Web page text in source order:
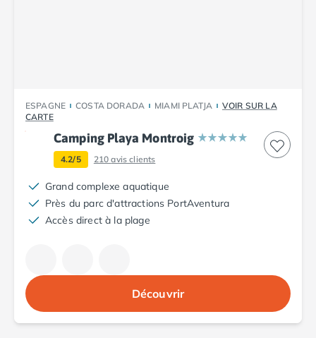
Camping Plouescat
Camping Quimper
Camping Roscoff
Camping Ille-et-Vilaine
Camping Dinard
Camping Saint-Malo
Camping Morbihan
Camping La Trinité sur Mer
Camping Locmariaquer
Camping Penestin
Camping Quiberon
ESPAGNE COSTA DORADA MIAMI PLATJA
VOIR SUR LA
CARTE
Camping Playa Montroig
4.2/5 210avis clients
Grand complexe aquatique
Près du parc d'attractions PortAventura
Accès direct à la plage
Découvrir